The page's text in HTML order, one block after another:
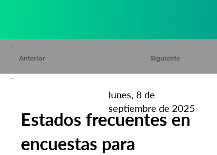
Siguiente
Anterior
lunes, 8 de
septiembre de 2025
Estados frecuentes en
encuestas para